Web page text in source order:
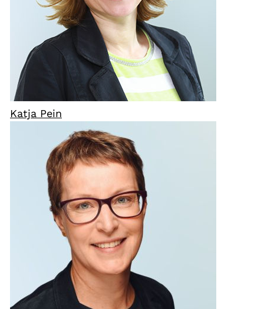
Katja Pein